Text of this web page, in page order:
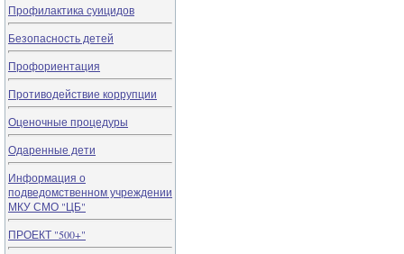
Профилактика суицидов
Безопасность детей
Профориентация
Противодействие коррупции
Оценочные процедуры
Одаренные дети
Информация о
подведомственном учреждении
МКУ СМО "ЦБ"
ПРОЕКТ "500+"